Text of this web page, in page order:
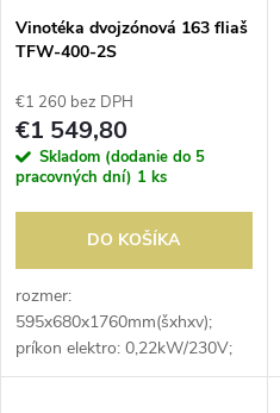
Vinotéka dvojzónová 163 fliaš
TFW-400-2S
€1 260 bez DPH
€1 549,80
Skladom (dodanie do 5
pracovných dní) 1 ks
DO KOŠÍKA
rozmer:
595x680x1760mm(šxhxv);
príkon elektro: 0,22kW/230V;
objem: 416 l; kapacita fliaš: